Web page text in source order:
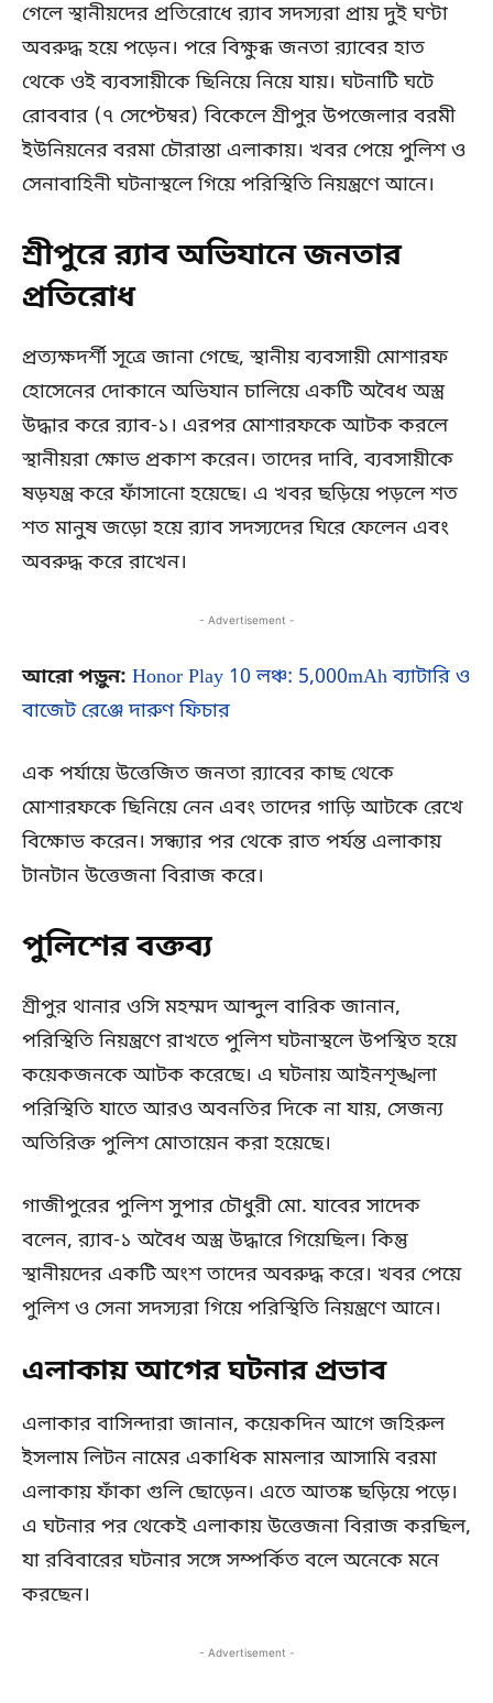
গেলে স্থানীয়দের প্রতিরোধে র‍্যাব সদস্যরা প্রায় দুই ঘণ্টা
অবরুদ্ধ হয়ে পড়েন। পরে বিক্ষুব্ধ জনতা র‍্যাবের হাত
থেকে ওই ব্যবসায়ীকে ছিনিয়ে নিয়ে যায়। ঘটনাটি ঘটে
রোববার (৭ সেপ্টেম্বর) বিকেলে শ্রীপুর উপজেলার বরমী
ইউনিয়নের বরমা চৌরাস্তা এলাকায়। খবর পেয়ে পুলিশ ও
সেনাবাহিনী ঘটনাস্থলে গিয়ে পরিস্থিতি নিয়ন্ত্রণে আনে।
শ্রীপুরে র‍্যাব অভিযানে জনতার
প্রতিরোধ
প্রত্যক্ষদর্শী সূত্রে জানা গেছে, স্থানীয় ব্যবসায়ী মোশারফ
হোসেনের দোকানে অভিযান চালিয়ে একটি অবৈধ অস্ত্র
উদ্ধার করে র‍্যাব-১। এরপর মোশারফকে আটক করলে
স্থানীয়রা ক্ষোভ প্রকাশ করেন। তাদের দাবি, ব্যবসায়ীকে
ষড়যন্ত্র করে ফাঁসানো হয়েছে। এ খবর ছড়িয়ে পড়লে শত
শত মানুষ জড়ো হয়ে র‍্যাব সদস্যদের ঘিরে ফেলেন এবং
অবরুদ্ধ করে রাখেন।
- Advertisement -
আরো পড়ুন: Honor Play 10 লঞ্চ: 5,000mAh ব্যাটারি ও
বাজেট রেঞ্জে দারুণ ফিচার
এক পর্যায়ে উত্তেজিত জনতা র‍্যাবের কাছ থেকে
মোশারফকে ছিনিয়ে নেন এবং তাদের গাড়ি আটকে রেখে
বিক্ষোভ করেন। সন্ধ্যার পর থেকে রাত পর্যন্ত এলাকায়
টানটান উত্তেজনা বিরাজ করে।
পুলিশের বক্তব্য
শ্রীপুর থানার ওসি মহম্মদ আব্দুল বারিক জানান,
পরিস্থিতি নিয়ন্ত্রণে রাখতে পুলিশ ঘটনাস্থলে উপস্থিত হয়ে
কয়েকজনকে আটক করেছে। এ ঘটনায় আইনশৃঙ্খলা
পরিস্থিতি যাতে আরও অবনতির দিকে না যায়, সেজন্য
অতিরিক্ত পুলিশ মোতায়েন করা হয়েছে।
গাজীপুরের পুলিশ সুপার চৌধুরী মো. যাবের সাদেক
বলেন, র‍্যাব-১ অবৈধ অস্ত্র উদ্ধারে গিয়েছিল। কিন্তু
স্থানীয়দের একটি অংশ তাদের অবরুদ্ধ করে। খবর পেয়ে
পুলিশ ও সেনা সদস্যরা গিয়ে পরিস্থিতি নিয়ন্ত্রণে আনে।
এলাকায় আগের ঘটনার প্রভাব
এলাকার বাসিন্দারা জানান, কয়েকদিন আগে জহিরুল
ইসলাম লিটন নামের একাধিক মামলার আসামি বরমা
এলাকায় ফাঁকা গুলি ছোড়েন। এতে আতঙ্ক ছড়িয়ে পড়ে।
এ ঘটনার পর থেকেই এলাকায় উত্তেজনা বিরাজ করছিল,
যা রবিবারের ঘটনার সঙ্গে সম্পর্কিত বলে অনেকে মনে
করছেন।
- Advertisement -